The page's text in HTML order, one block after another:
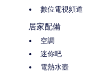
數位電視頻道
居家配備
空調
迷你吧
電熱水壺